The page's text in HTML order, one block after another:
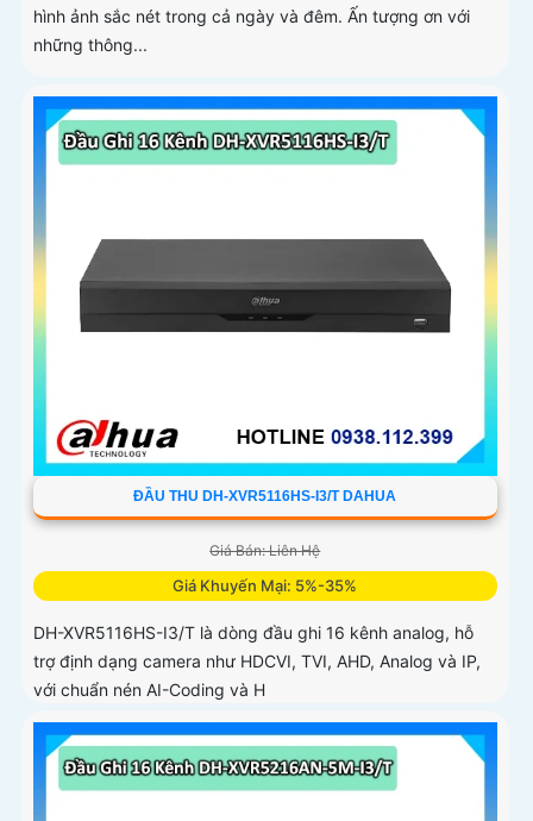
hình ảnh sắc nét trong cả ngày và đêm. Ấn tượng ơn với
những thông...
ĐẦU THU DH-XVR5116HS-I3/T DAHUA
Giá Bán: Liên Hệ
Giá Khuyến Mại: 5%-35%
DH-XVR5116HS-I3/T là dòng đầu ghi 16 kênh analog, hỗ
trợ định dạng camera như HDCVI, TVI, AHD, Analog và IP,
với chuẩn nén AI-Coding và H